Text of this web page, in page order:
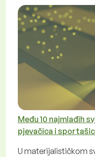
Među 10 najmlađih
pjevačica i
U materijalističkom